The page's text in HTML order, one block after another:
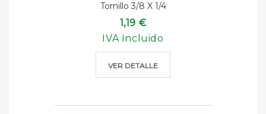
Tornillo 3/8 X 1/4
1,19 €
IVA Incluido
VER DETALLE